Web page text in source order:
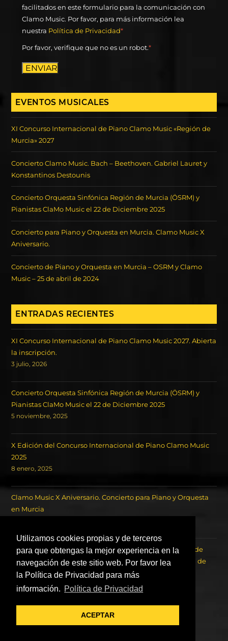
Utilizamos cookies propias y de terceros
para que obtengas la mejor experiencia en la
navegación de este sitio web. Por favor lea
la Política de Privacidad para más
información. Política de Privacidad
ACEPTAR
facilitados en este formulario para la comunicación con
Clamo Music. Por favor, para más información lea
nuestra Política de Privacidad*
Por favor, verifique que no es un robot.*
ENVIAR
EVENTOS MUSICALES
XI Concurso Internacional de Piano Clamo Music «Región de
Murcia» 2027
Concierto Clamo Music. Bach – Beethoven. Gabriel Lauret y
Konstantinos Destounis
Concierto Orquesta Sinfónica Región de Murcia (ÖSRM) y
Pianistas ClaMo Music el 22 de Diciembre 2025
Concierto para Piano y Orquesta en Murcia. Clamo Music X
Aniversario.
Concierto de Piano y Orquesta en Murcia – OSRM y Clamo
Music – 25 de abril de 2024
ENTRADAS RECIENTES
XI Concurso Internacional de Piano Clamo Music 2027. Abierta
la inscripción.
3 julio, 2026
Concierto Orquesta Sinfónica Región de Murcia (ÖSRM) y
Pianistas ClaMo Music el 22 de Diciembre 2025
5 noviembre, 2025
X Edición del Concurso Internacional de Piano Clamo Music
2025
8 enero, 2025
Clamo Music X Aniversario. Concierto para Piano y Orquesta
en Murcia
Concierto de los Ganadores del Concurso Internacional de
Piano Clamo Music y la Orquesta Sinfónica de la Región de
Murcia OSRM.
22 agosto, 2023